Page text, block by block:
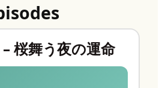
桜舞う夜の運命